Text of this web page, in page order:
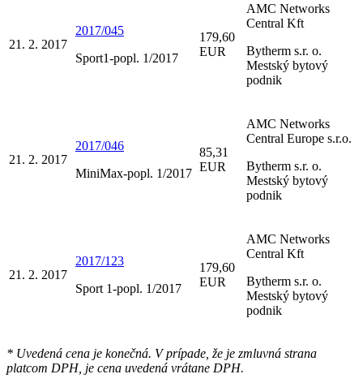
21. 2. 2017
2017/045
Sport1-popl. 1/2017
179,60
EUR
AMC Networks
Central Kft
Bytherm s.r. o.
Mestský bytový
podnik
21. 2. 2017
2017/046
MiniMax-popl. 1/2017
85,31
EUR
AMC Networks
Central Europe s.r.o.
Bytherm s.r. o.
Mestský bytový
podnik
21. 2. 2017
2017/123
Sport 1-popl. 1/2017
179,60
EUR
AMC Networks
Central Kft
Bytherm s.r. o.
Mestský bytový
podnik
* Uvedená cena je konečná. V prípade, že je zmluvná strana
platcom DPH, je cena uvedená vrátane DPH.